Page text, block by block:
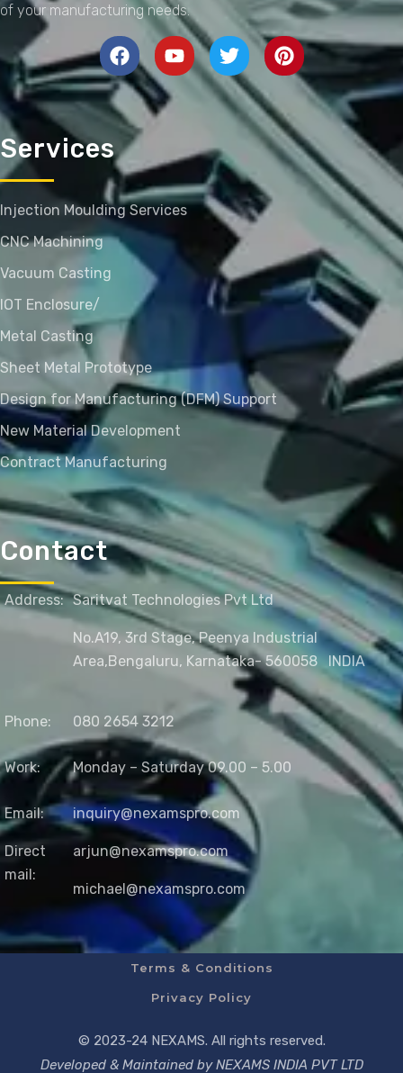
of your manufacturing needs.
Services
Injection Moulding Services
CNC Machining
Vacuum Casting
IOT Enclosure/
Metal Casting
Sheet Metal Prototype
Design for Manufacturing (DFM) Support
New Material Development
Contract Manufacturing
Contact
Address: Saritvat Technologies Pvt Ltd
No.A19, 3rd Stage, Peenya Industrial
Area,Bengaluru, Karnataka- 560058INDIA
Phone: 080 2654 3212
Work: Monday – Saturday 09.00 – 5.00
Email:
Direct
mail:
inquiry@nexamspro.com
arjun@nexamspro.com
michael@nexamspro.com
Terms & Conditions
Privacy Policy
© 2023-24 NEXAMS. All rights reserved.
Developed & Maintained by NEXAMS INDIA PVT LTD